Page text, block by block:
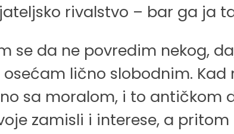
rivalstvo – bar ga ja
se da ne povredim nekog,
lično slobodnim.
sa moralom, i to antičkom
zamisli i interese, a